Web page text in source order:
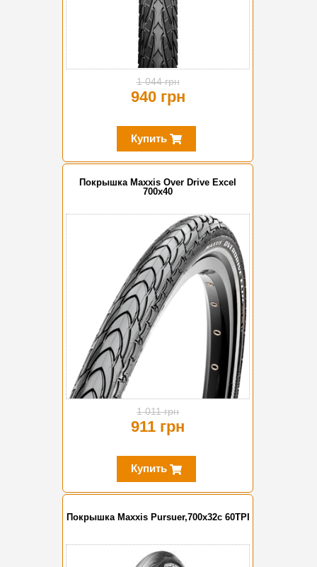
1 044 грн
940 грн
Купить
Покрышка Maxxis Over Drive Excel
700x40
-10%
1 011 грн
911 грн
Купить
Покрышка Maxxis Pursuer,700x32c 60TPI